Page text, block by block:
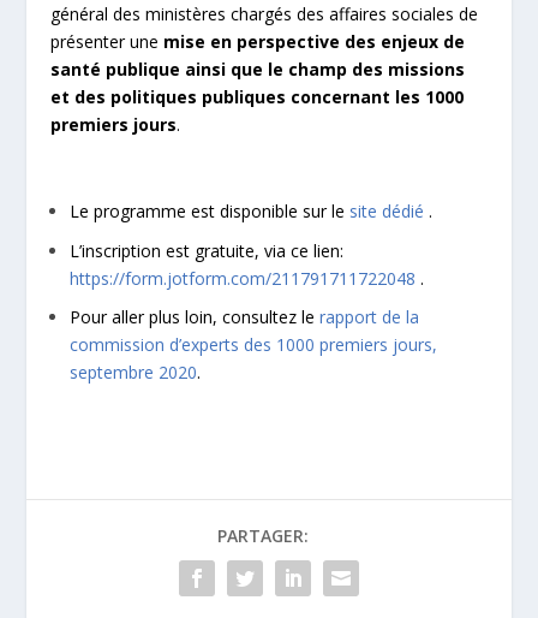
général des ministères chargés des affaires sociales de
présenter une mise en perspective des enjeux de
santé publique ainsi que le champ des missions
et des politiques publiques concernant les 1000
premiers jours.
Le programme est disponible sur le site dédié .
L’inscription est gratuite, via ce lien:
https://form.jotform.com/211791711722048 .
Pour aller plus loin, consultez le rapport de la
commission d’experts des 1000 premiers jours,
septembre 2020.
PARTAGER: